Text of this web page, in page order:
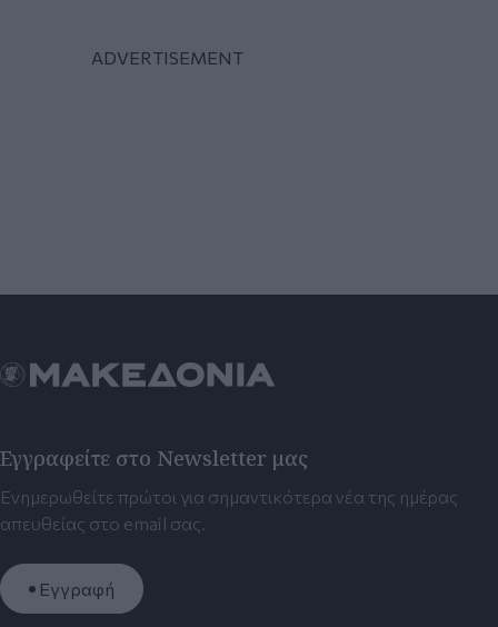
Εγγραφείτε στο Newsletter μας
Ενημερωθείτε πρώτοι για σημαντικότερα νέα της ημέρας
απευθείας στο email σας.
Εγγραφή